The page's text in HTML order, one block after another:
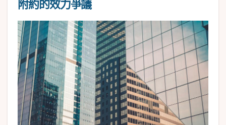
附約的效力爭議